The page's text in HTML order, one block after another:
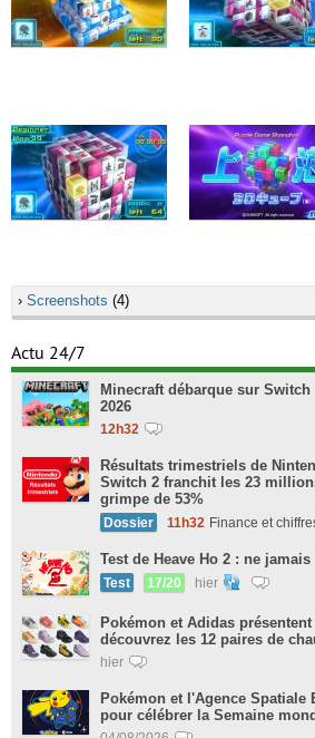
› Screenshots (4)
Actu 24/7
Minecraft débarque sur
2026
12h32
Résultats trimestriels de
Switch 2 franchit les 23
grimpe de 53%
Dossier 11h32 Finance et
Test de Heave Ho 2 : ne
Test 17/20 hier
Pokémon et Adidas
découvrez les 12 paires de
hier
Pokémon et l'Agence Spatiale
pour célébrer la Semaine